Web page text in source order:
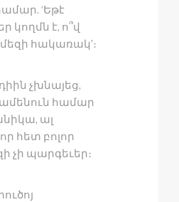
‘Եթէ
կողմն է, ո՞վ
հակառակ’։
չխնայեց,
համար
ալ
հետ բոլոր
չի պարգեւեր։